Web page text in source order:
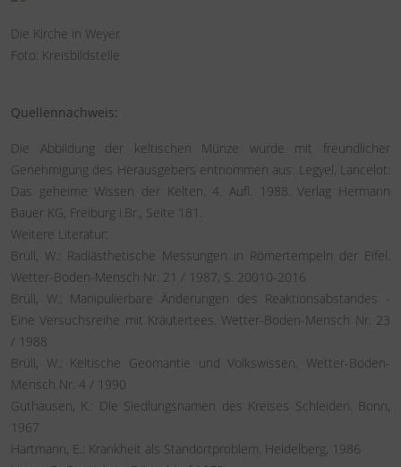
Die Kirche in Weyer
Foto: Kreisbildstelle
Quellennachweis:
Die Abbildung der keltischen Münze wurde mit freundlicher
Genehmigung des Herausgebers entnommen aus: Legyel, Lancelot:
Das geheime Wissen der Kelten. 4. Aufl. 1988. Verlag Hermann
Bauer KG, Freiburg i.Br., Seite 181.
Weitere Literatur:
Brüll, W.: Radiästhetische Messungen in Römertempeln der Eifel.
Wetter-Boden-Mensch Nr. 21 / 1987, S. 20010-2016
Brüll, W.: Manipulierbare Änderungen des Reaktionsabstandes -
Eine Versuchsreihe mit Kräutertees. Wetter-Boden-Mensch Nr. 23
/ 1988
Brüll, W.: Keltische Geomantie und Volkswissen. Wetter-Boden-
Mensch Nr. 4 / 1990
Guthausen, K.: Die Siedlungsnamen des Kreises Schleiden. Bonn,
1967
Hartmann, E.: Krankheit als Standortproblem. Heidelberg, 1986